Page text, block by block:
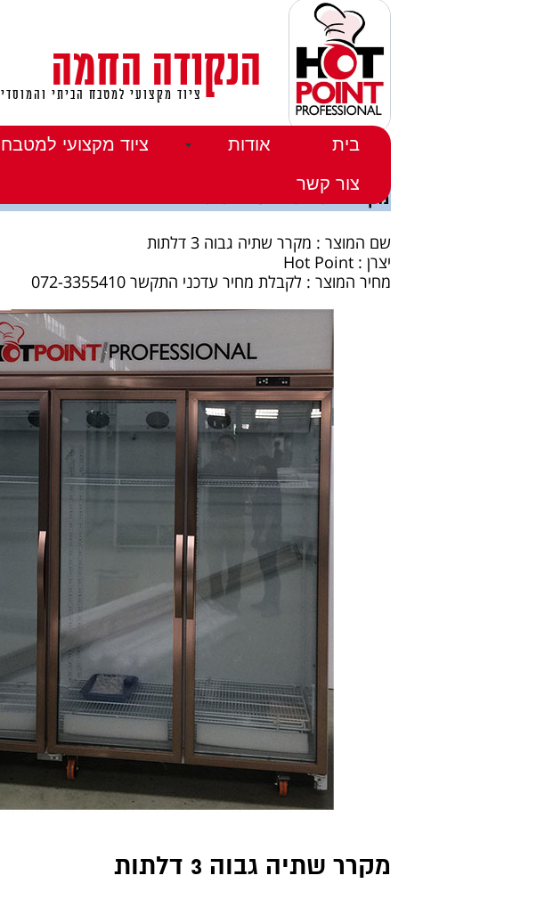
בית אודות ציוד מקצועי למטבח
צור קשר
הנקודה החמה
ציוד מקצועי למטבח הביתי והמוסדי
דף הבית >>מוצרים>>
מקרר שתיה גבוה 3 דלתות
שם המוצר : מקרר שתיה גבוה 3 דלתות
יצרן : Hot Point
מחיר המוצר : לקבלת מחיר עדכני התקשר 072-3355410
מקרר שתיה גבוה 3 דלתות